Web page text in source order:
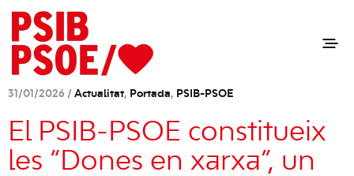
31/01/2026 / Actualitat, Portada, PSIB-PSOE
El PSIB-PSOE constitueix
les “Dones en xarxa”, un